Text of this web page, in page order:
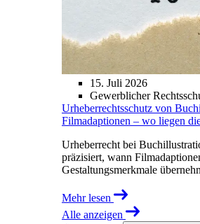
15. Juli 2026
Gewerblicher
Urheberrechtsschutz von
Filmadaptionen – wo liegen
Urheberrecht bei
präzisiert, wann
Gestaltungsmerkmale
Mehr lesen
Alle anzeigen